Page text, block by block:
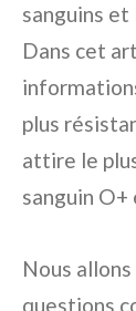
sanguins et
Dans cet
plus
attire le
sanguin
Nous
questions